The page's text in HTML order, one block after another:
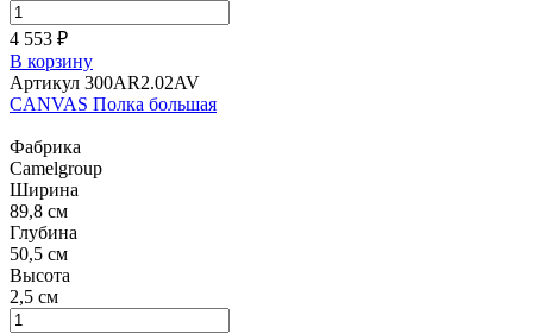
4 553 ₽
В корзину
Артикул 300AR2.02AV
CANVAS Полка большая
Фабрика
Camelgroup
Ширина
89,8 см
Глубина
50,5 см
Высота
2,5 см